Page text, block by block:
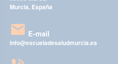
Murcia, España
E-mail
info@escueladesaludmurcia.es